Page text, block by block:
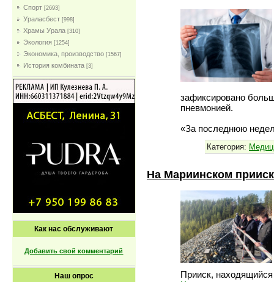
Спорт [2693]
Ураласбест [998]
Храмы Урала [310]
Экология [1254]
Экономика, производство [1567]
История комбината [3]
Как нас обслуживают
Добавить свой комментарий
Наш опрос
зафиксировано
пневмонией.
«За последнюю
Категория:
На Мариинском
Прииск,